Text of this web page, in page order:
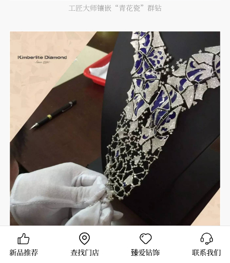
工匠大师镶嵌“青花瓷”群钻
新品推荐 查找门店 臻爱钻饰 联系我们